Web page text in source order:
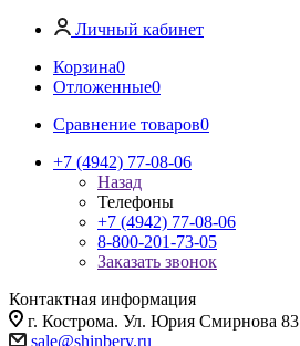
Личный кабинет
Корзина0
Отложенные0
Сравнение товаров0
+7 (4942) 77-08-06
Назад
Телефоны
+7 (4942) 77-08-06
8-800-201-73-05
Заказать звонок
Контактная информация
г. Кострома. Ул. Юрия Смирнова 83
sale@shinbery.ru